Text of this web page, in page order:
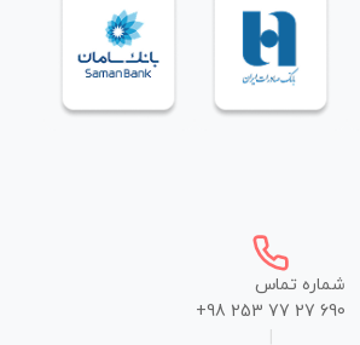
شماره تماس
+98 253 77 27 690